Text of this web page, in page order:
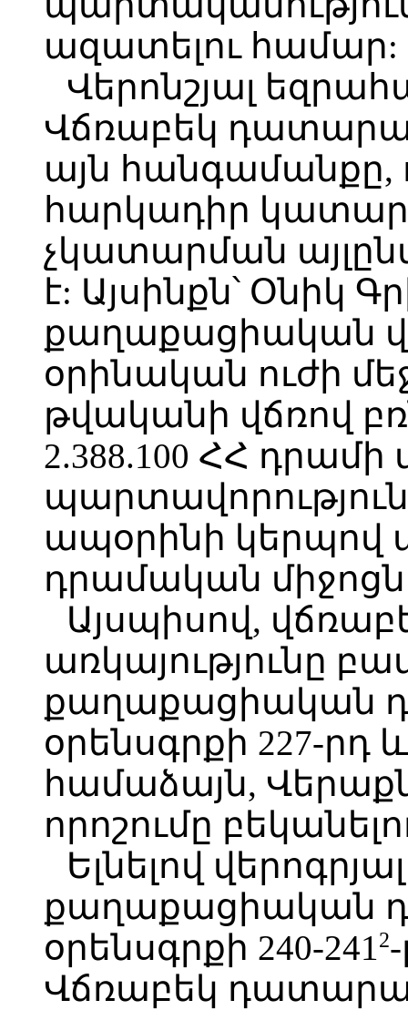
ազատելու համար:
Վերոնշյալ
Վճռաբեկ
այն
հարկադիր
չկատարման
է: Այսինքն՝ Օնիկ
քաղաքացիական
օրինական ուժի
թվականի վճռով
2.388.100 ՀՀ
ապօրինի կերպով
դրամական
Այսպիսով,
առկայությունը
քաղաքացիական
օրենսգրքի 227-րդ
համաձայն,
որոշումը
Ելնելով
քաղաքացիական
օրենսգրքի 240-2412
Վճռաբեկ